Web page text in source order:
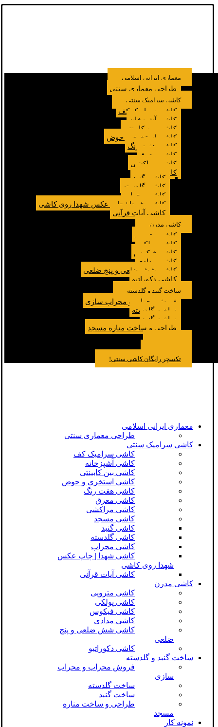
معماری ایرانی اسلامی
طراحی معماری سنتی
کاشی سرامیک سنتی
کاشی سرامیک کف
کاشی آشپزخانه
کاشی بین کابینتی
کاشی استخری و حوض
کاشی هفت رنگ
کاشی معرق
کاشی مراکشی
کاشی مسجد
کاشی گنبد
کاشی گلدسته
کاشی محراب
کاشی شهدا | چاپ عکس شهدا روی کاشی
کاشی آیات قرآنی
کاشی مدرن
کاشی مترویی
کاشی پولکی
کاشی فیکوس
کاشی مدادی
کاشی شش ضلعی و پنج ضلعی
کاشی دکوراتیو
ساخت گنبد و گلدسته
فروش محراب و محراب سازی
ساخت گلدسته
ساخت گنبد
طراحی و ساخت مناره مسجد
تکسچر رایگان کاشی سنتی!
معماری ایرانی اسلامی
طراحی معماری سنتی
کاشی سرامیک سنتی
کاشی سرامیک کف
کاشی آشپزخانه
کاشی بین کابینتی
کاشی استخری و حوض
کاشی هفت رنگ
کاشی معرق
کاشی مراکشی
کاشی مسجد
کاشی گنبد
کاشی گلدسته
کاشی محراب
کاشی شهدا | چاپ عکس
شهدا روی کاشی
کاشی آیات قرآنی
کاشی مدرن
کاشی مترویی
کاشی پولکی
کاشی فیکوس
کاشی مدادی
کاشی شش ضلعی و پنج
ضلعی
کاشی دکوراتیو
ساخت گنبد و گلدسته
فروش محراب و محراب
سازی
ساخت گلدسته
ساخت گنبد
طراحی و ساخت مناره
مسجد
نمونه کار